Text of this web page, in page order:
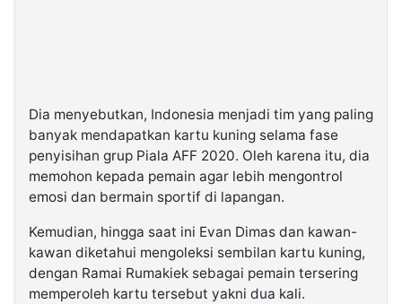
Dia menyebutkan, Indonesia menjadi tim yang paling
banyak mendapatkan kartu kuning selama fase
penyisihan grup Piala AFF 2020. Oleh karena itu, dia
memohon kepada pemain agar lebih mengontrol
emosi dan bermain sportif di lapangan.
Kemudian, hingga saat ini Evan Dimas dan kawan-
kawan diketahui mengoleksi sembilan kartu kuning,
dengan Ramai Rumakiek sebagai pemain tersering
memperoleh kartu tersebut yakni dua kali.